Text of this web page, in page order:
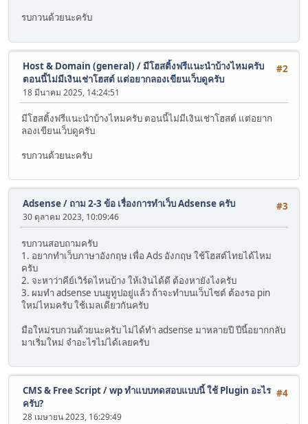
รบกวนด้วยนะครับ
#2
Host & Domain (general) / มีโฮสติ้งฟรีแนะนำบ้างไหมครับ
ตอนนี้ไม่มีเงินเช่าโฮสต์ แต่อยากลองเขียนเว็บดูครับ
18 มีนาคม 2025, 14:24:51
มีโฮสติ้งฟรีแนะนำบ้างไหมครับ ตอนนี้ไม่มีเงินเช่าโฮสต์ แต่อยาก
ลองเขียนเว็บดูครับ
รบกวนด้วยนะครับ
#3
Adsense/ ถาม 2-3 ข้อ เรื่องการทำเว็บ Adsense ครับ
30 ตุลาคม 2023, 10:09:46
รบกวนสอบถามครับ
1. อยากทำเว็บภาษาอังกฤษ เพื่อ Ads อังกฤษ ใช้โฮสต์ไทยได้ไหม
ครับ
2. จะหาว่าคีย์เวิร์ดไหนบ้าง ให้เงินได้ดี ต้องหายังไงครับ
3. ผมทำ adsense บนยูทูปอยู่แล้ว ถ้าจะทำบนเว็บไซต์ ต้องรอ pin
ใหม่ไหมครับ ใช้เมลเดียวกันครับ
มือใหม่รบกวนด้วยนะครับ ไม่ได้ทำ adsense มาหลายปี ปีนี้อยากกลับ
มาเริ่มใหม่ จำอะไรไม่ได้เลยครับ
#4
CMS & Free Script/wp ทำแบบทดสอบแบบนี้ ใช้ Plugin อะไร
ครับ?
28 เมษายน 2023, 16:29:49